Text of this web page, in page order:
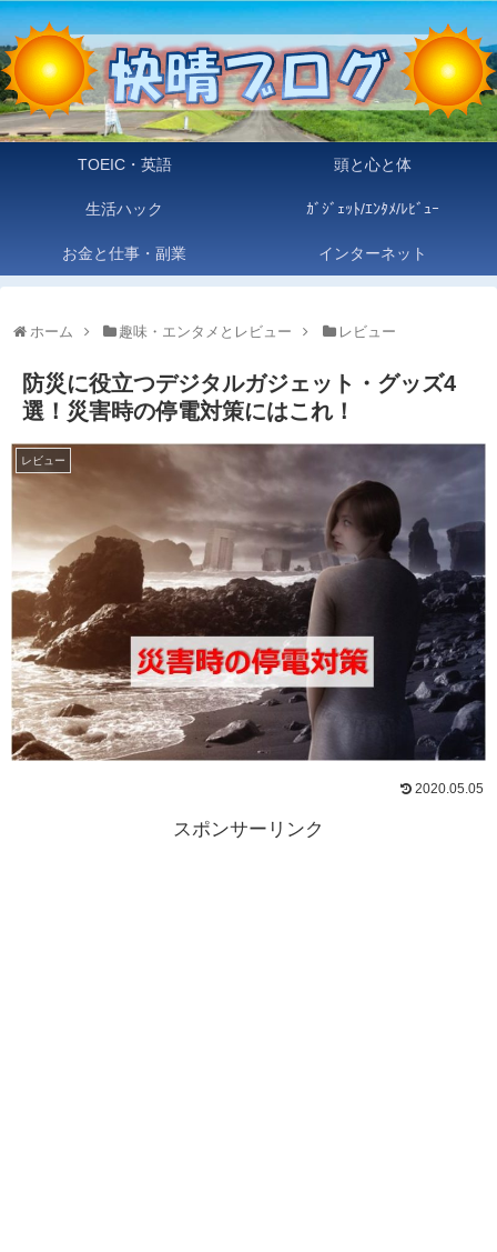
TOEIC・英語 頭と心と体
生活ハック ｶﾞｼﾞｪｯﾄ/ｴﾝﾀﾒ/ﾚﾋﾞｭｰ
お金と仕事・副業 インターネット
ホーム 趣味・エンタメとレビュー レビュー
防災に役立つデジタルガジェット・グッズ4
選！災害時の停電対策にはこれ！
レビュー
2020.05.05
スポンサーリンク